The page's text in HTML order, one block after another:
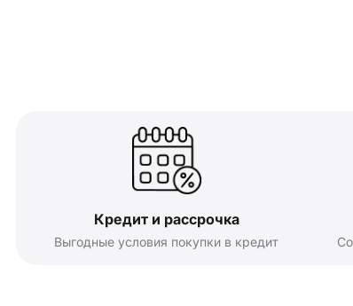
Кредит и рассрочка
Выгодные условия покупки в кредит